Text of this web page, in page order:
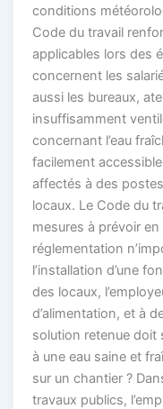
conditions
Code du travail
applicables lors des
concernent les
aussi les bureaux,
insuffisamment
concernant l’eau
facilement
affectés à des
locaux. Le Code du
mesures à prévoir
réglementation
l’installation d’une
des locaux,
d’alimentation, et à
solution retenue doit
à une eau saine et
sur un chantier ?
travaux publics,